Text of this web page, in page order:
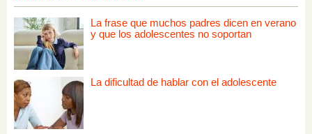
La frase que muchos padres dicen en verano
y que los adolescentes no soportan
La dificultad de hablar con el adolescente